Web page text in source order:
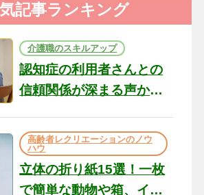
記事ランキング
介護職のスキルアップ
認知症の利用者さんとの
信頼関係が深まる声かけ
の現場から（22）
高齢者レクリエーションのノウ
ハウ
立体の折り紙15選！一枚
で簡単な動物や箱、イン